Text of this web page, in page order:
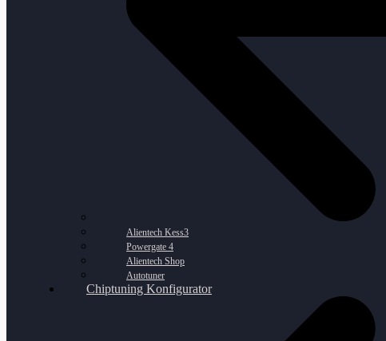
Alientech Kess3
Powergate 4
Alientech Shop
Autotuner
Chiptuning Konfigurator